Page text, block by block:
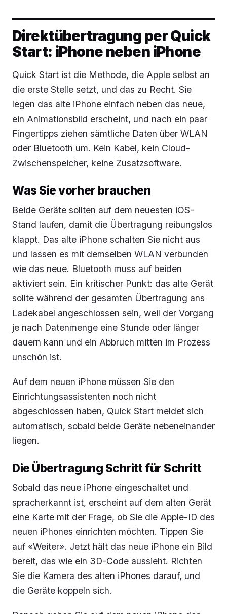
Direktübertragung per Quick
Start: iPhone neben iPhone
Quick Start ist die Methode, die Apple selbst an
die erste Stelle setzt, und das zu Recht. Sie
legen das alte iPhone einfach neben das neue,
ein Animationsbild erscheint, und nach ein paar
Fingertipps ziehen sämtliche Daten über WLAN
oder Bluetooth um. Kein Kabel, kein Cloud-
Zwischenspeicher, keine Zusatzsoftware.
Was Sie vorher brauchen
Beide Geräte sollten auf dem neuesten iOS-
Stand laufen, damit die Übertragung reibungslos
klappt. Das alte iPhone schalten Sie nicht aus
und lassen es mit demselben WLAN verbunden
wie das neue. Bluetooth muss auf beiden
aktiviert sein. Ein kritischer Punkt: das alte Gerät
sollte während der gesamten Übertragung ans
Ladekabel angeschlossen sein, weil der Vorgang
je nach Datenmenge eine Stunde oder länger
dauern kann und ein Abbruch mitten im Prozess
unschön ist.
Auf dem neuen iPhone müssen Sie den
Einrichtungsassistenten noch nicht
abgeschlossen haben, Quick Start meldet sich
automatisch, sobald beide Geräte nebeneinander
liegen.
Die Übertragung Schritt für Schritt
Sobald das neue iPhone eingeschaltet und
spracherkannt ist, erscheint auf dem alten Gerät
eine Karte mit der Frage, ob Sie die Apple-ID des
neuen iPhones einrichten möchten. Tippen Sie
auf «Weiter». Jetzt hält das neue iPhone ein Bild
bereit, das wie ein 3D-Code aussieht. Richten
Sie die Kamera des alten iPhones darauf, und
die Geräte koppeln sich.